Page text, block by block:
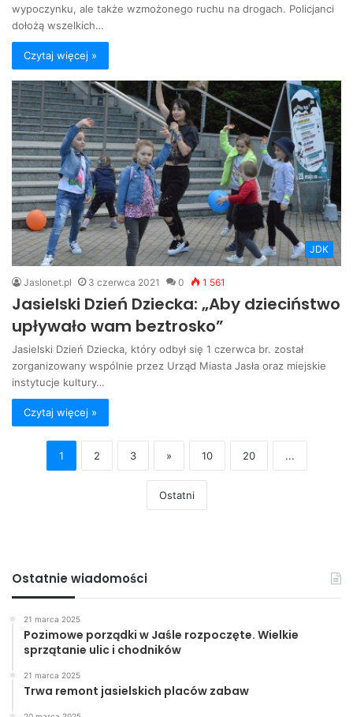
wypoczynku, ale także wzmożonego ruchu na drogach. Policjanci
dołożą wszelkich…
Czytaj więcej »
JDK
Jaslonet.pl 3 czerwca 2021 0 1 561
Jasielski Dzień Dziecka: „Aby dzieciństwo
upływało wam beztrosko”
Jasielski Dzień Dziecka, który odbył się 1 czerwca br. został
zorganizowany wspólnie przez Urząd Miasta Jasła oraz miejskie
instytucje kultury…
Czytaj więcej »
1 2 3 » 10 20 ...
Ostatni
Ostatnie wiadomości
21 marca 2025
Pozimowe porządki w Jaśle rozpoczęte. Wielkie
sprzątanie ulic i chodników
21 marca 2025
Trwa remont jasielskich placów zabaw